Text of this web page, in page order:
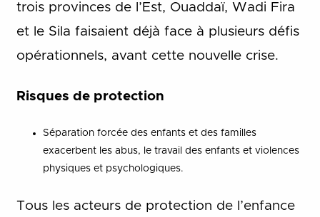
trois provinces de l’Est, Ouaddaï, Wadi Fira
et le Sila faisaient déjà face à plusieurs défis
opérationnels, avant cette nouvelle crise.
Risques de protection
Séparation forcée des enfants et des familles
exacerbent les abus, le travail des enfants et violences
physiques et psychologiques.
Tous les acteurs de protection de l’enfance